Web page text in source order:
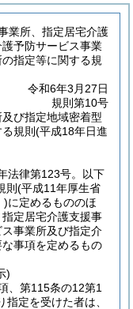
業所、指定居宅介護
予防サービス事業
指定等に関する規
令和6年3月27日
規則第10号
び指定地域密着型
規則(平成18年日進
法律第123号。以下
則 (平成11年厚生省
)に定めるもののほ
定居宅介護支援事
事業所及び指定介
事項を定めるもの
)
、第115条の12第1
定を受けた者は、